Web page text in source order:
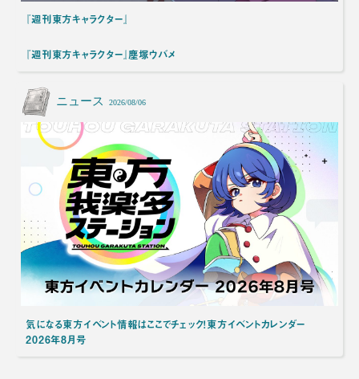
『週刊東方キャラクター』
『週刊東方キャラクター』塵塚ウバメ
ニュース 2026/08/06
気になる東方イベント情報はここでチェック！東方イベントカレンダー
2026年8月号